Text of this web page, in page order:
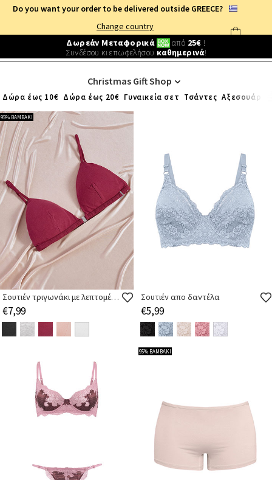
Do you want your order to be delivered outside GREECE?
Change country
Δωρεάν Μεταφορικά
από 25€ !
Συνδέσου κι επωφελήσου καθημερινά!
Christmas Gift Shop
Δώρα έως 10€ Δώρα έως 20€ Γυναικεία σετ Τσάντες Αξεσουάρ
95% ΒΑΜΒΑΚΙ
Σουτιέν τριγωνάκι με λεπτομέρεια strass
€7,99
Σουτιέν απο δαντέλα
€5,99
95% ΒΑΜΒΑΚΙ